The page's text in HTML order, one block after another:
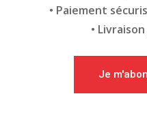
• Paiement
•
Je